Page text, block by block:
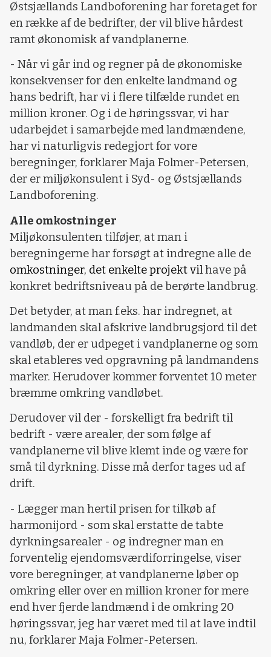
Østsjællands Landboforening har foretaget for
en række af de bedrifter, der vil blive hårdest
ramt økonomisk af vandplanerne.
- Når vi går ind og regner på de økonomiske
konsekvenser for den enkelte landmand og
hans bedrift, har vi i flere tilfælde rundet en
million kroner. Og i de høringssvar, vi har
udarbejdet i samarbejde med landmændene,
har vi naturligvis redegjort for vore
beregninger, forklarer Maja Folmer-Petersen,
der er miljøkonsulent i Syd- og Østsjællands
Landboforening.
Alle omkostninger
Miljøkonsulenten tilføjer, at man i
beregningerne har forsøgt at indregne alle de
omkostninger, det enkelte projekt vilhave på
konkret bedriftsniveau på de berørte landbrug.
Det betyder, at man f.eks. har indregnet, at
landmanden skal afskrive landbrugsjord til det
vandløb, der er udpeget i vandplanerne og som
skal etableres ved opgravning på landmandens
marker. Herudover kommer forventet 10 meter
bræmme omkring vandløbet.
Derudover vil der - forskelligt fra bedrift til
bedrift - være arealer, der som følge af
vandplanerne vil blive klemt inde og være for
små til dyrkning. Disse må derfor tages ud af
drift.
- Lægger man hertil prisen for tilkøb af
harmonijord - som skal erstatte de tabte
dyrkningsarealer - og indregner man en
forventelig ejendomsværdiforringelse, viser
vore beregninger, at vandplanerne løber op
omkring eller over en million kroner for mere
end hver fjerde landmænd i de omkring 20
høringssvar, jeg har været med til at lave indtil
nu, forklarer Maja Folmer-Petersen.